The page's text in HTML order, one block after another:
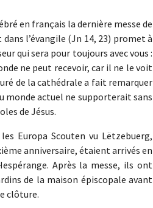
en français la dernière messe de
l’évangile (Jn 14, 23) promet à
qui sera pour toujours avec vous :
ne peut recevoir, car il ne le voit
de la cathédrale a fait remarquer
monde actuel ne supporterait sans
de Jésus.
Europa Scouten vu Lëtzebuerg,
anniversaire, étaient arrivés en
Après la messe, ils ont
de la maison épiscopale avant
clôture.